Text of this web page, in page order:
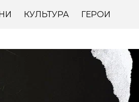
КУЛЬТУРА ГЕРОИ